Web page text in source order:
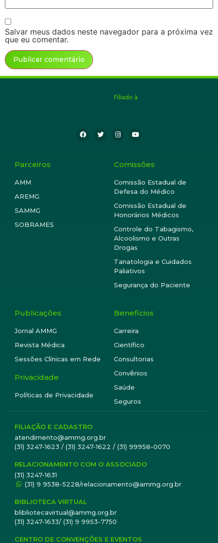
Salvar meus dados neste navegador para a próxima vez
que eu comentar.
Filiado à
Parceiros
AMM
AREMG
SAMMG
SOBRAMES
Comissões
Comissão Estadual de
Defesa do Médico
Comissão Estadual de
Honorários Médicos
Controle do Tabagismo,
Alcoolismo e Outras
Drogas
Tanatologia e Cuidados
Paliativos
Segurança do Paciente
Publicações
Jornal AMMG
Revista Médica
Sessões Clínicas em Rede
Privacidade
Políticas de Privacidade
Benefícios
Carreira
Científico
Consultorias
Convênios
Saúde
Seguros
FILIAÇÃO E CADASTRO
atendimento@ammg.org.br
(31) 3247-1623 / (31) 3247-1622 / (31) 99958-0070
RELACIONAMENTO COM O ASSOCIADO
(31) 3247-1631
(31) 9 9538-5228/relacionamento@ammg.org.br
BIBLIOTECA VIRTUAL
blibliotecavirtual@ammg.org.br
(31) 3247-1633/ (31) 9 9953-7750
CENTRO DE CONVENÇÕES E EVENTOS